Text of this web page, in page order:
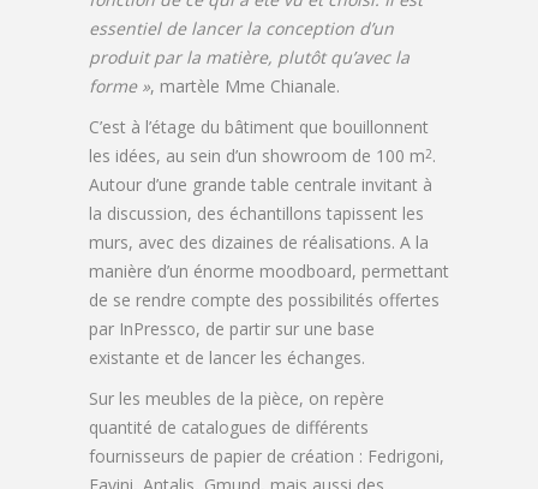
essentiel de lancer la conception d’un
produit par la matière, plutôt qu’avec la
forme », martèle Mme Chianale.
C’est à l’étage du bâtiment que bouillonnent
les idées, au sein d’un showroom de 100 m2.
Autour d’une grande table centrale invitant à
la discussion, des échantillons tapissent les
murs, avec des dizaines de réalisations. A la
manière d’un énorme moodboard, permettant
de se rendre compte des possibilités offertes
par InPressco, de partir sur une base
existante et de lancer les échanges.
Sur les meubles de la pièce, on repère
quantité de catalogues de différents
fournisseurs de papier de création : Fedrigoni,